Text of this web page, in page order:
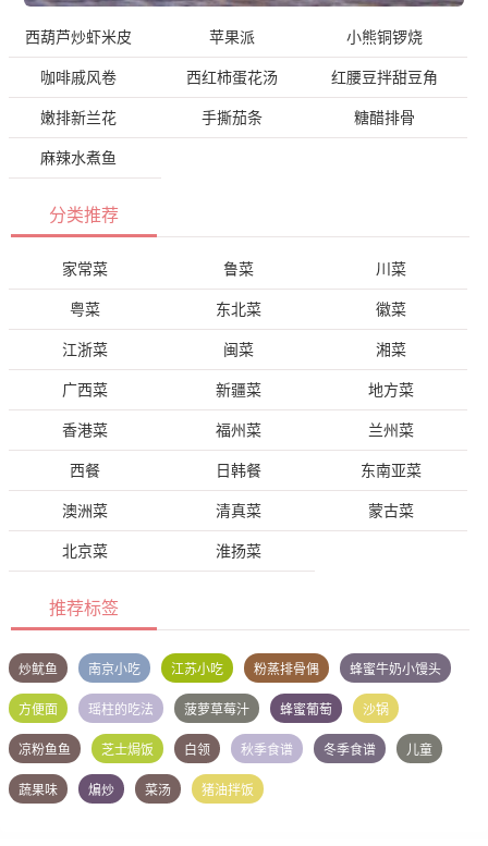
西葫芦炒虾米皮 苹果派 小熊铜锣烧
咖啡戚风卷 西红柿蛋花汤 红腰豆拌甜豆角
嫩排新兰花 手撕茄条 糖醋排骨
麻辣水煮鱼
分类推荐
家常菜 鲁菜 川菜
粤菜 东北菜 徽菜
江浙菜 闽菜 湘菜
广西菜 新疆菜 地方菜
香港菜 福州菜 兰州菜
西餐 日韩餐 东南亚菜
澳洲菜 清真菜 蒙古菜
北京菜 淮扬菜
推荐标签
炒鱿鱼 南京小吃 江苏小吃 粉蒸排骨偶 蜂蜜牛奶小馒头
方便面 瑶柱的吃法 菠萝草莓汁 蜂蜜葡萄 沙锅
凉粉鱼鱼 芝士焗饭 白领 秋季食谱 冬季食谱 儿童
蔬果味 煸炒 菜汤 猪油拌饭